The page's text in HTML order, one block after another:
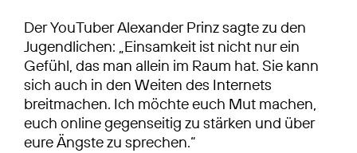
Der YouTuber Alexander Prinz sagte zu den
Jugendlichen: „Einsamkeit ist nicht nur ein
Gefühl, das man allein im Raum hat. Sie kann
sich auch in den Weiten des Internets
breitmachen. Ich möchte euch Mut machen,
euch online gegenseitig zu stärken und über
eure Ängste zu sprechen.“